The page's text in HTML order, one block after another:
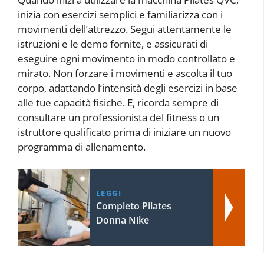
inizia con esercizi semplici e familiarizza con i
movimenti dell’attrezzo. Segui attentamente le
istruzioni e le demo fornite, e assicurati di
eseguire ogni movimento in modo controllato e
mirato. Non forzare i movimenti e ascolta il tuo
corpo, adattando l’intensità degli esercizi in base
alle tue capacità fisiche. E, ricorda sempre di
consultare un professionista del fitness o un
istruttore qualificato prima di iniziare un nuovo
programma di allenamento.
LEGGI
Completo Pilates
Donna Nike